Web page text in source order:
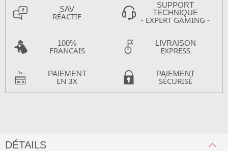
SAV
RÉACTIF
SUPPORT
TECHNIQUE
- EXPERT GAMING -
100%
FRANCAIS
LIVRAISON
EXPRESS
PAIEMENT
EN 3X
PAIEMENT
SÉCURISÉ
DÉTAILS